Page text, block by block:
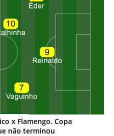
x Flamengo. Copa
não terminou